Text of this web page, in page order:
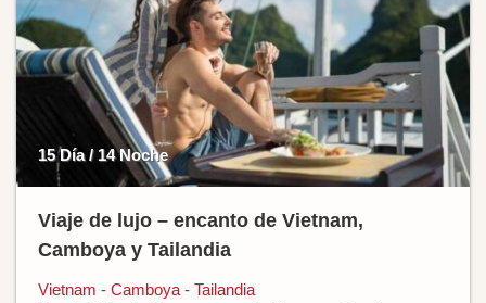
15 Día / 14 Noche
Viaje de lujo – encanto de Vietnam,
Camboya y Tailandia
Vietnam - Camboya - Tailandia